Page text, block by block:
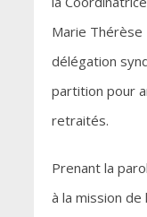
Marie Thérèse
délégation
partition pour
retraités.
Prenant la
à la mission de